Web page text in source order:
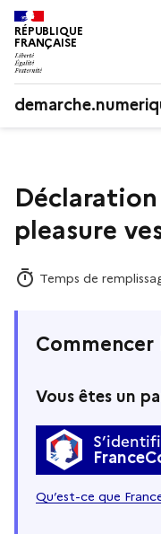
RÉPUBLIQUE
FRANÇAISE
pleasure
Temps de
Commencer
Vous êtes un
Qu’est-ce que